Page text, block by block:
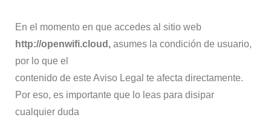
En el momento en que accedes al sitio web
http://openwifi.cloud, asumes la condición de usuario,
por lo que el
contenido de este Aviso Legal te afecta directamente.
Por eso, es importante que lo leas para disipar
cualquier duda